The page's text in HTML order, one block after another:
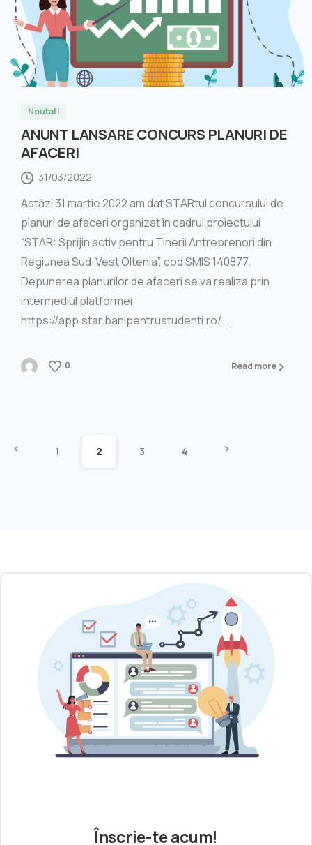
Noutati
ANUNT LANSARE CONCURS PLANURI DE
AFACERI
31/03/2022
Astăzi 31 martie 2022 am dat STARtul concursului de
planuri de afaceri organizat în cadrul proiectului
“STAR: Sprijin activ pentru Tinerii Antreprenori din
Regiunea Sud-Vest Oltenia”, cod SMIS 140877.
Depunerea planurilor de afaceri se va realiza prin
intermediul platformei
https://app.star.banipentrustudenti.ro/...
0 Read more
1 2 3 4
Înscrie-te acum!